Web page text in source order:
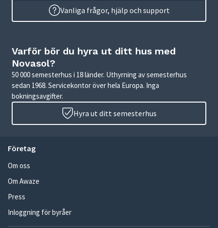
Vanliga frågor, hjälp och support
Varför bör du hyra ut ditt hus med
Novasol?
50 000 semesterhus i 18 länder. Uthyrning av semesterhus
sedan 1968. Servicekontor över hela Europa. Inga
bokningsavgifter.
Hyra ut ditt semesterhus
Företag
Om oss
Om Awaze
Press
Inloggning för byråer